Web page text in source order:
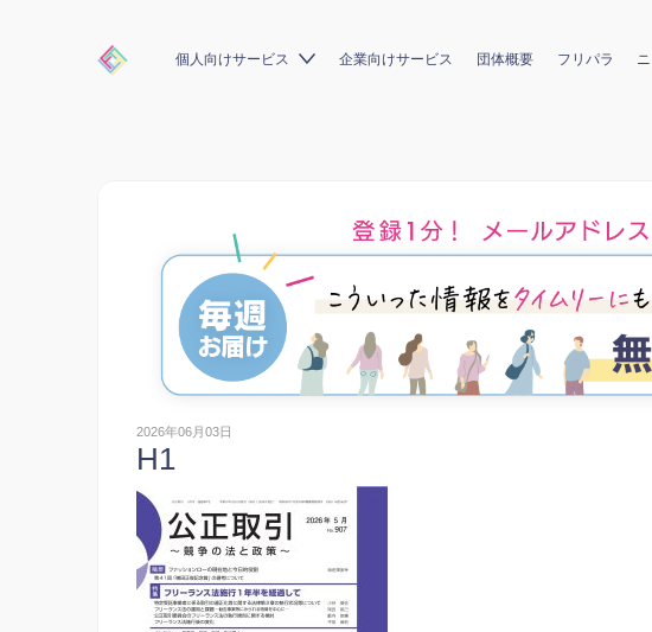
個人向けサービス 企業向けサービス 団体概要 フリパラ
2026年06月03日
H1